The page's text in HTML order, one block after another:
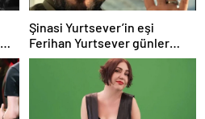
Şinasi Yurtsever’in eşi
Ferihan Yurtsever günler
sonra paylaşım yaptı